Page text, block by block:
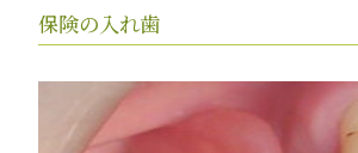
保険の入れ歯